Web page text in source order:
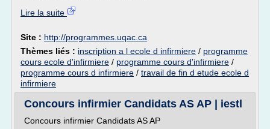
Lire la suite
Site : http://programmes.uqac.ca
Thèmes liés : inscription a l ecole d infirmiere / programme
cours ecole d'infirmiere / programme cours d'infirmiere /
programme cours d infirmiere / travail de fin d etude ecole d
infirmiere
Concours infirmier Candidats AS AP | iestl
Concours infirmier Candidats AS AP